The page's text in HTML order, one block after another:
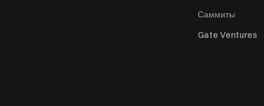
Саммиты
Gate Ventures